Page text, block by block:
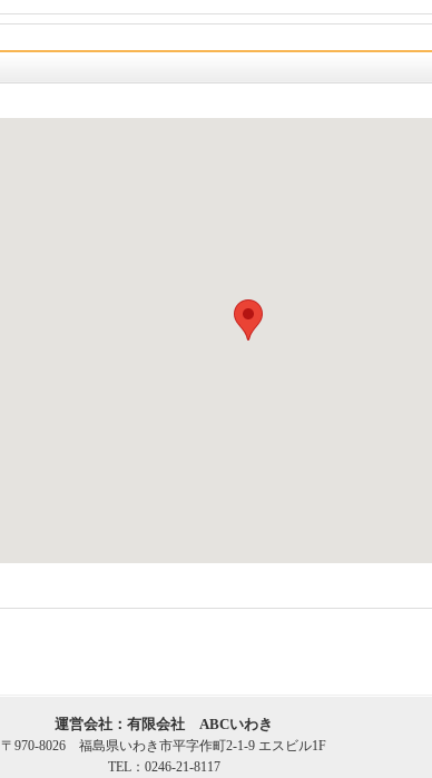
運営会社：有限会社 ABCいわき
〒970-8026 福島県いわき市平字作町2-1-9 エスビル1F
TEL：0246-21-8117